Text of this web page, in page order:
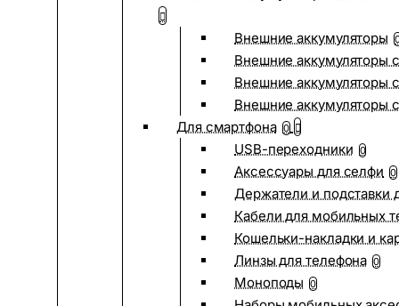
Внешние аккумуляторы
Внешние аккумуляторы
Внешние аккумуляторы
Внешние аккумуляторы
Для смартфона 0
USB-переходники 0
Аксессуары для селфи 0
Держатели и подставки
Кабели для мобильных
Кошельки-накладки и
Линзы для телефона 0
Моноподы 0